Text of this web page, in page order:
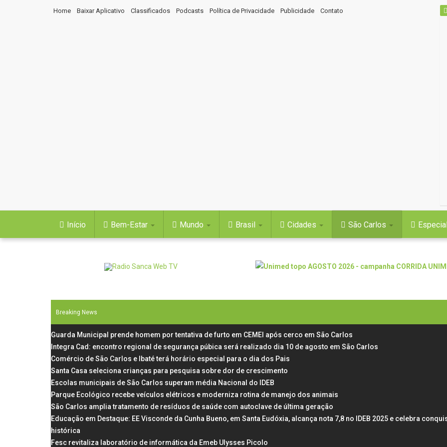
Home Baixar Aplicativo Classificados Podcasts Política de Privacidade Publicidade Contato
Início Bem-Estar Mundo Brasil Cidades São Carlos
Breaking News
Guarda Municipal prende homem por tentativa de furto em CEMEI após cerco em São Carlos
Integra Cad: encontro regional de segurança púbica será realizado dia 10 de agosto em São Carlos
Comércio de São Carlos e Ibaté terá horário especial para o dia dos Pais
Santa Casa seleciona crianças para pesquisa sobre dor de crescimento
Escolas municipais de São Carlos superam média Nacional do IDEB
Parque Ecológico recebe veículos elétricos e moderniza rotina de manejo dos animais
São Carlos amplia tratamento de resíduos de saúde com autoclave de última geração
Educação em Destaque: EE Visconde da Cunha Bueno, em Santa Eudóxia, alcança nota 7,8 no IDEB 2025 e celebra
histórica
Fesc revitaliza laboratório de informática da Emeb Ulysses Picolo